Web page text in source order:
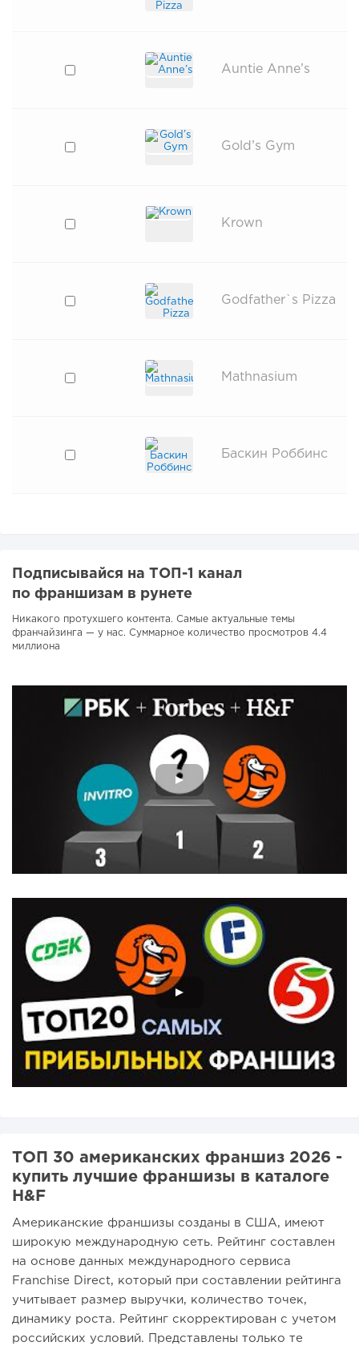
Auntie Anne’s
Gold’s Gym
Krown
Godfather`s Pizza
Mathnasium
Баскин Роббинс
Подписывайся на ТОП-1 канал
по франшизам в рунете
Никакого протухшего контента. Самые актуальные темы
франчайзинга — у нас. Суммарное количество просмотров 4.4
миллиона
ТОП 30 американских франшиз 2026 -
купить лучшие франшизы в каталоге
H&F
Американские франшизы созданы в США, имеют
широкую международную сеть. Рейтинг составлен
на основе данных международного сервиса
Franchise Direct, который при составлении рейтинга
учитывает размер выручки, количество точек,
динамику роста. Рейтинг скорректирован с учетом
российских условий. Представлены только те